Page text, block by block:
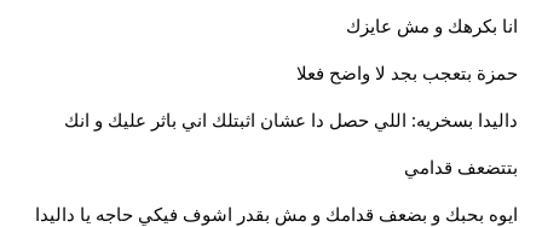
انا بكرهك و مش عايزك
حمزة بتعجب بجد لا واضح فعلا
داليدا بسخريه: اللي حصل دا عشان اثبتلك اني باثر عليك و انك
بتتضعف قدامي
ايوه بحبك و بضعف قدامك و مش بقدر اشوف فيكي حاجه يا داليدا